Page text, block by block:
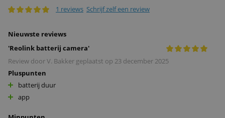
1 reviews Schrijf zelf een review
Nieuwste reviews
'Reolink batterij camera'
Review doorV. Bakker geplaatst op 23 december 2025
Pluspunten
batterij duur
app